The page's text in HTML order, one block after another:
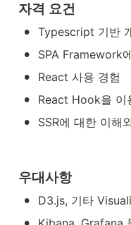
자격 요건
• Typescript 기반
• SPA Framework
• React 사용 경험
• React Hook을 이
• SSR에 대한 이해
우대사항
• D3.js, 기타